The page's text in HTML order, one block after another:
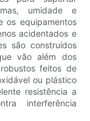
umidade e
os equipamentos
acidentados e
são construídos
vão além dos
feitos de
ou plástico
resistência a
interferência